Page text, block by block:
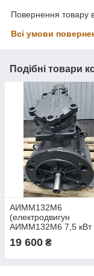
Повернення товару
Всі умови
Подібні товари
АИММ132М6
(електродвигун
АИММ132М6 7,5 кВт
об/хв)
19 600 ₴